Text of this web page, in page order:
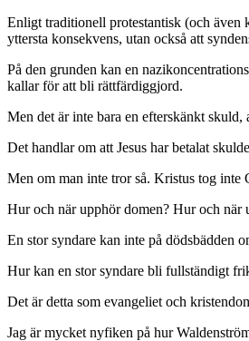
Enligt traditionell protestantisk (och även
yttersta konsekvens, utan också att
På den grunden kan en
kallar för att bli rättfärdiggjord.
Men det är inte bara en efterskänkt
Det handlar om att Jesus har betalat
Men om man inte tror så. Kristus tog inte
Hur och när upphör domen? Hur och när
En stor syndare kan inte på dödsbädden
Hur kan en stor syndare bli fullständigt
Det är detta som evangeliet och
Jag är mycket nyfiken på hur